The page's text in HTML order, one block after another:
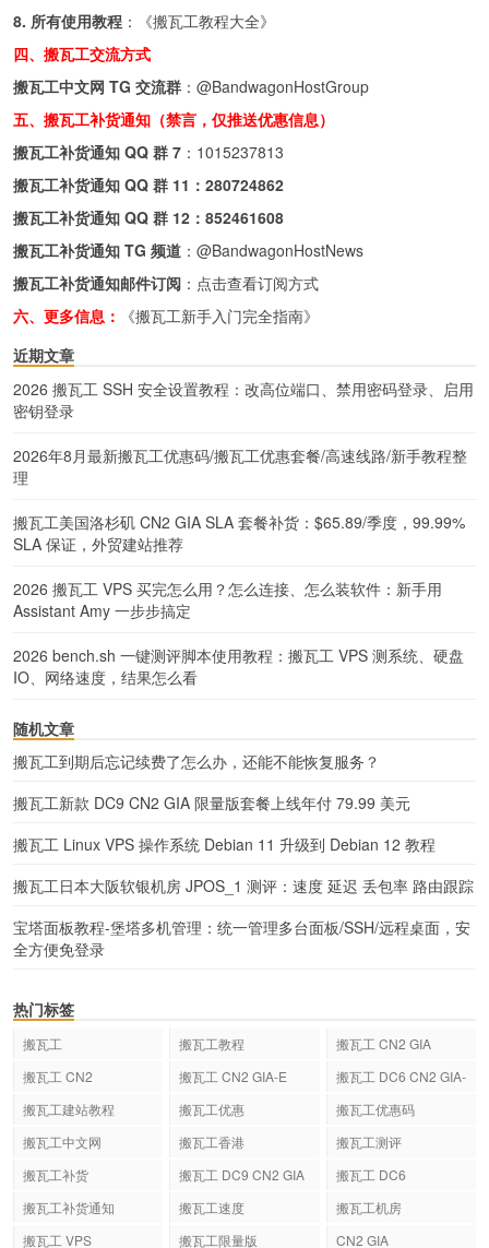
8. 所有使用教程 ：《搬瓦工教程大全》
四、搬瓦工交流方式
搬瓦工中文网 TG 交流群 ： @BandwagonHostGroup
五、搬瓦工补货通知（禁言，仅推送优惠信息）
搬瓦工补货通知 QQ 群 7 ： 1015237813
搬瓦工补货通知 QQ 群 11： 280724862
搬瓦工补货通知 QQ 群 12： 852461608
搬瓦工补货通知 TG 频道 ： @BandwagonHostNews
搬瓦工补货通知邮件订阅 ： 点击查看订阅方式
六、更多信息：
《搬瓦工新手入门完全指南》
近期文章
2026 搬瓦工 SSH 安全设置教程：改高位端口、禁用密码登录、启用
密钥登录
2026年8月最新搬瓦工优惠码/搬瓦工优惠套餐/高速线路/新手教程整
理
搬瓦工美国洛杉矶 CN2 GIA SLA 套餐补货：$65.89/季度，99.99%
SLA 保证，外贸建站推荐
2026 搬瓦工 VPS 买完怎么用？怎么连接、怎么装软件：新手用
Assistant Amy 一步步搞定
2026 bench.sh 一键测评脚本使用教程：搬瓦工 VPS 测系统、硬盘
IO、网络速度，结果怎么看
随机文章
搬瓦工到期后忘记续费了怎么办，还能不能恢复服务？
搬瓦工新款 DC9 CN2 GIA 限量版套餐上线年付 79.99 美元
搬瓦工 Linux VPS 操作系统 Debian 11 升级到 Debian 12 教程
搬瓦工日本大阪软银机房 JPOS_1 测评：速度 延迟 丢包率 路由跟踪
宝塔面板教程-堡塔多机管理：统一管理多台面板/SSH/远程桌面，安
全方便免登录
热门标签
搬瓦工 搬瓦工教程
搬瓦工 CN2 GIA
搬瓦工 CN2
搬瓦工 CN2 GIA-E
搬瓦工 DC6 CN2 GIA-
搬瓦工建站教程 搬瓦工优惠
搬瓦工优惠码
搬瓦工中文网
搬瓦工香港
搬瓦工测评
搬瓦工补货
搬瓦工 DC9 CN2 GIA
搬瓦工 DC6
搬瓦工补货通知
搬瓦工速度
搬瓦工机房
搬瓦工 VPS
搬瓦工限量版 CN2 GIA